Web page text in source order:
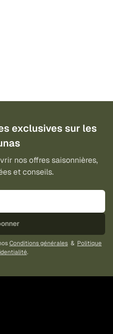
exclusives sur les
nos offres saisonnières,
et conseils.
Conditions générales & Politique
.